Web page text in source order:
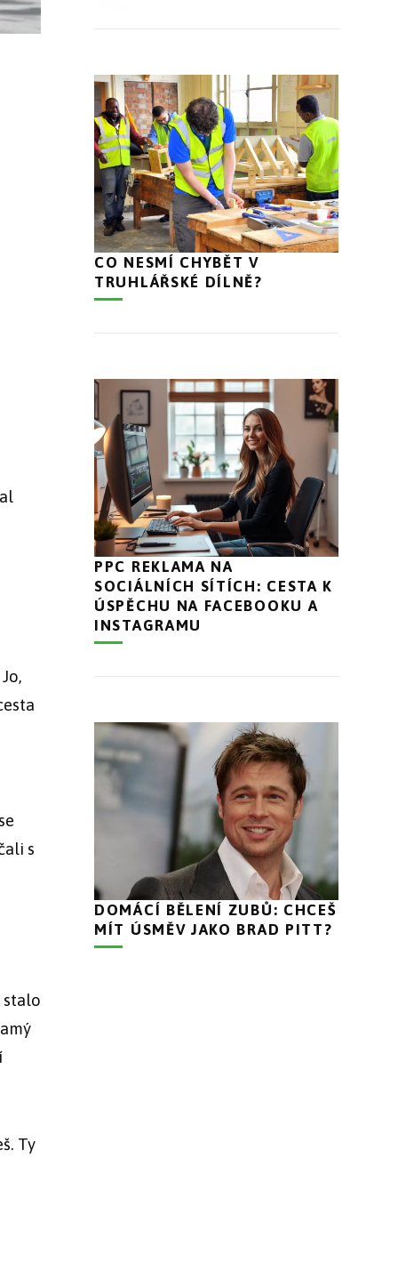
s
stalo
Ty
CO NESMÍ CHYBĚT V
TRUHLÁŘSKÉ DÍLNĚ?
PPC REKLAMA NA
SOCIÁLNÍCH SÍTÍCH: CESTA K
ÚSPĚCHU NA FACEBOOKU A
INSTAGRAMU
DOMÁCÍ BĚLENÍ ZUBŮ: CHCEŠ
MÍT ÚSMĚV JAKO BRAD PITT?